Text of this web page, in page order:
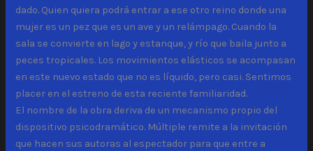
dado. Quien quiera podrá entrar a ese otro reino donde una
mujer es un pez que es un ave y un relámpago. Cuando la
sala se convierte en lago y estanque, y río que baila junto a
peces tropicales. Los movimientos elásticos se acompasan
en este nuevo estado que no es líquido, pero casi. Sentimos
placer en el estreno de esta reciente familiaridad.
El nombre de la obra deriva de un mecanismo propio del
dispositivo psicodramático. Múltiple remite a la invitación
que hacen sus autoras al espectador para que entre a